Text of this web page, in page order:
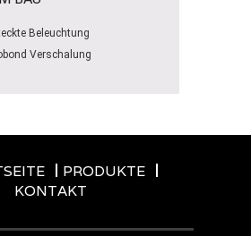
Beleuchtung
Verschalung
PRODUKTE
KONTAKT